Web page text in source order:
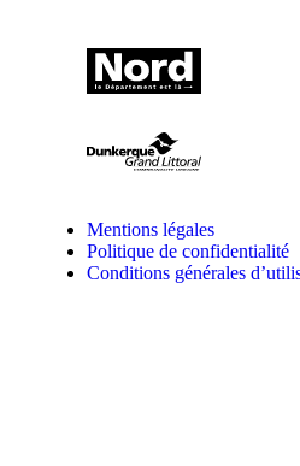
Mentions légales
Politique de confidentialité
Conditions générales